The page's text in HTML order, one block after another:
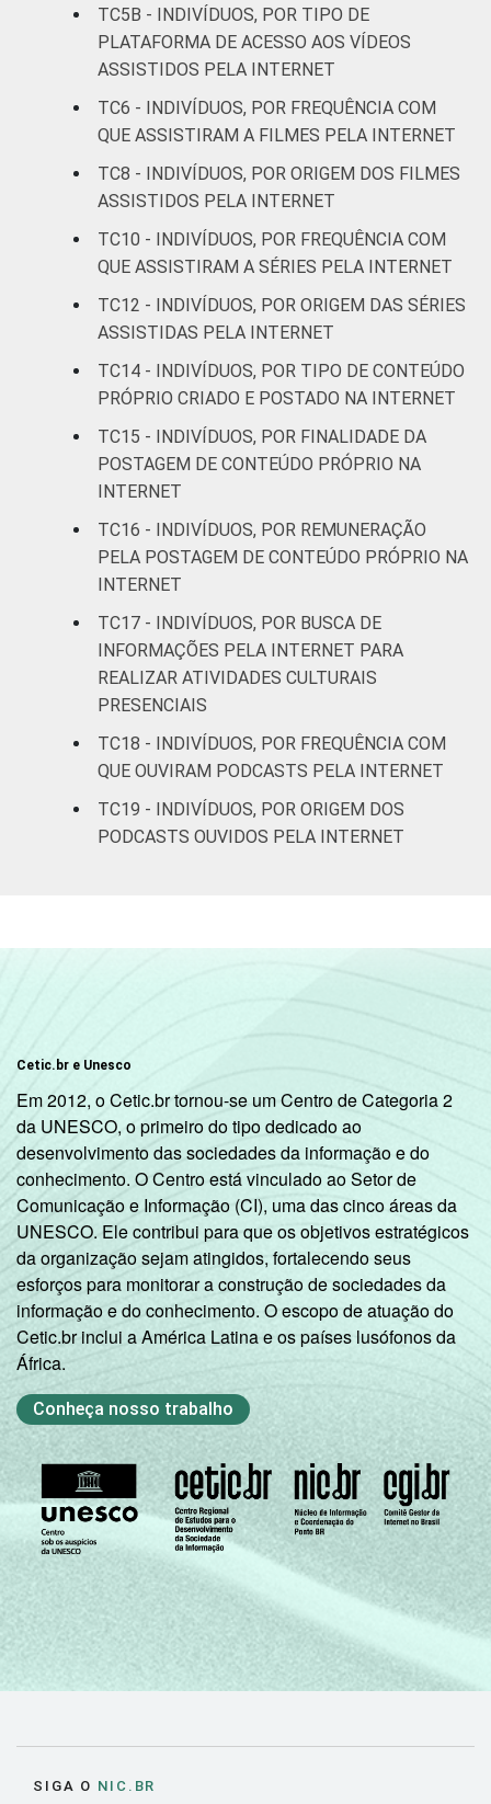
ETÁRIA
De 16 a 24 anos
De 35 a 44 anos 6
De 45 a 59 anos
De 60 anos ou mais 2
RENDA
FAMILIAR
Até 1 SM 4
Mais de 1 SM até 2
SM
5
Mais de 2 SM até 3
SM
6
Mais de 3 SM até 5
SM
6
SM
Mais de 10 SM
Não tem renda 1
Não respondeu
B 10
CONDIÇÃO
DE
ATIVIDADE
Na força de trabalho 8
Fora da força de
trabalho
Fonte: CGI.br/NIC.br, Centro Regional de
Estudos para o Desenvolvimento da
Sociedade da Informação (Cetic.br),
Pesquisa sobre o uso das tecnologias de
informação e comunicação nos domicílios
brasileiros - TIC Domicílios 2023.
TC5B - INDIVÍDUOS, POR TIPO DE
PLATAFORMA DE ACESSO AOS VÍDEOS
ASSISTIDOS PELA INTERNET
TC6 - INDIVÍDUOS, POR FREQUÊNCIA COM
QUE ASSISTIRAM A FILMES PELA INTERNET
TC8 - INDIVÍDUOS, POR ORIGEM DOS FILMES
ASSISTIDOS PELA INTERNET
TC10 - INDIVÍDUOS, POR FREQUÊNCIA COM
QUE ASSISTIRAM A SÉRIES PELA INTERNET
TC12 - INDIVÍDUOS, POR ORIGEM DAS SÉRIES
ASSISTIDAS PELA INTERNET
TC14 - INDIVÍDUOS, POR TIPO DE CONTEÚDO
PRÓPRIO CRIADO E POSTADO NA INTERNET
TC15 - INDIVÍDUOS, POR FINALIDADE DA
POSTAGEM DE CONTEÚDO PRÓPRIO NA
INTERNET
TC16 - INDIVÍDUOS, POR REMUNERAÇÃO
PELA POSTAGEM DE CONTEÚDO PRÓPRIO NA
INTERNET
TC17 - INDIVÍDUOS, POR BUSCA DE
INFORMAÇÕES PELA INTERNET PARA
REALIZAR ATIVIDADES CULTURAIS
PRESENCIAIS
TC18 - INDIVÍDUOS, POR FREQUÊNCIA COM
QUE OUVIRAM PODCASTS PELA INTERNET
TC19 - INDIVÍDUOS, POR ORIGEM DOS
PODCASTS OUVIDOS PELA INTERNET
Cetic.br e Unesco
Em 2012, o Cetic.br tornou-se um Centro de Categoria 2
da UNESCO, o primeiro do tipo dedicado ao
desenvolvimento das sociedades da informação e do
conhecimento. O Centro está vinculado ao Setor de
Comunicação e Informação (CI), uma das cinco áreas da
UNESCO. Ele contribui para que os objetivos estratégicos
da organização sejam atingidos, fortalecendo seus
esforços para monitorar a construção de sociedades da
informação e do conhecimento. O escopo de atuação do
Cetic.br inclui a América Latina e os países lusófonos da
África.
Conheça nosso trabalho
SIGA O NIC.BR